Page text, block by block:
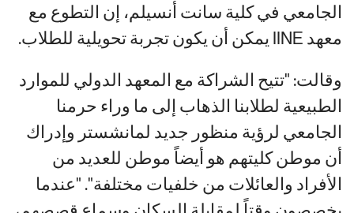
الجامعي في كلية سانت أنسيلم، إن التطوع مع
معهد IINE يمكن أن يكون تجربة تحويلية للطلاب.
وقالت: "تتيح الشراكة مع المعهد الدولي للموارد
الطبيعية لطلابنا الذهاب إلى ما وراء حرمنا
الجامعي لرؤية منظور جديد لمانشستر وإدراك
أن موطن كليتهم هو أيضاً موطن للعديد من
الأفراد والعائلات من خلفيات مختلفة". "عندما